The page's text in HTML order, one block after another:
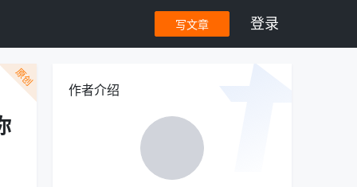
写文章 登录
原创
作者介绍